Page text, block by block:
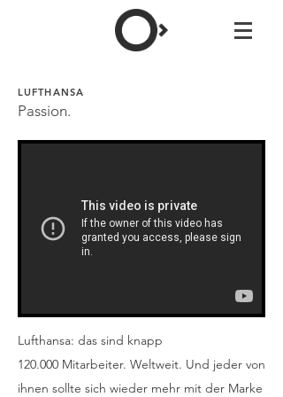
LUFTHANSA
Passion.
Lufthansa: das sind knapp
120.000 Mitarbeiter. Weltweit. Und jeder von
ihnen sollte sich wieder mehr mit der Marke